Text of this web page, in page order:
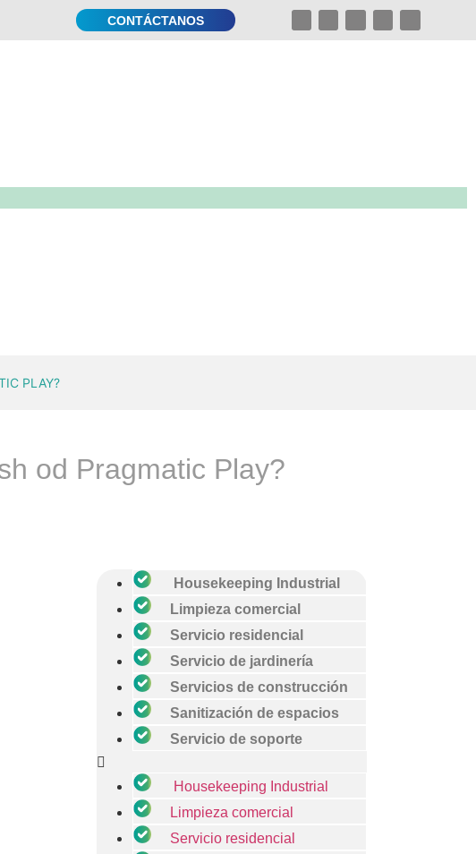
CONTÁCTANOS
PLAY?
od Pragmatic Play?
Housekeeping Industrial
Limpieza comercial
Servicio residencial
Servicio de jardinería
Servicios de construcción
Sanitización de espacios
Servicio de soporte
Housekeeping Industrial
Limpieza comercial
Servicio residencial